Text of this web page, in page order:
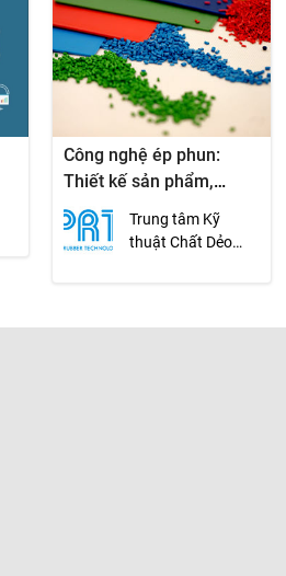
Công nghệ ép phun:
Thiết kế sản phẩm,
Phương pháp cài đặt
thông số phù hợp với
Trung tâm Kỹ
thuật Chất Dẻo